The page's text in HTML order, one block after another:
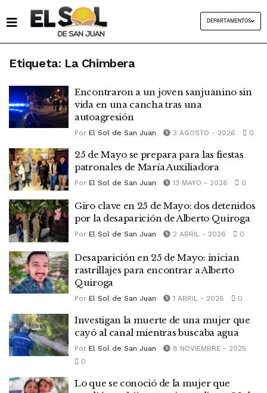
DEPARTAMENTOS
Etiqueta: La Chimbera
Encontraron a un joven sanjuanino sin
vida en una cancha tras una
autoagresión
Por El Sol de San Juan 3 AGOSTO - 2026 0
25 de Mayo se prepara para las fiestas
patronales de María Auxiliadora
Por El Sol de San Juan 13 MAYO - 2026 0
Giro clave en 25 de Mayo: dos detenidos
por la desaparición de Alberto Quiroga
Por El Sol de San Juan 2 ABRIL - 2026 0
Desaparición en 25 de Mayo: inician
rastrillajes para encontrar a Alberto
Quiroga
Por El Sol de San Juan 1 ABRIL - 2026 0
Investigan la muerte de una mujer que
cayó al canal mientras buscaba agua
Por El Sol de San Juan
8 NOVIEMBRE - 2025
0
Lo que se conoció de la mujer que